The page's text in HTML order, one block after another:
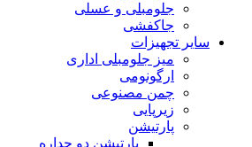
جلومبلی و عسلی
جاکفشی
سایر تجهیزات
میز جلومبلی اداری
ارگونومی
چمن مصنوعی
زیرپایی
پارتیشن
پارتیشن دو جداره